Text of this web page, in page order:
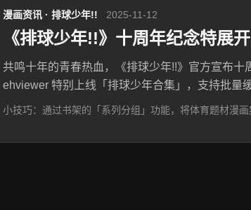
漫画资讯 · 排球少年!! 2025-11-12
《排球少年!!》十周年纪念特展
共鸣十年的青春热血，《排球少年!!》官方宣布十
ehviewer 特别上线「排球少年合集」，支持批量
小技巧：通过书架的「系列分组」功能，将体育题材漫画